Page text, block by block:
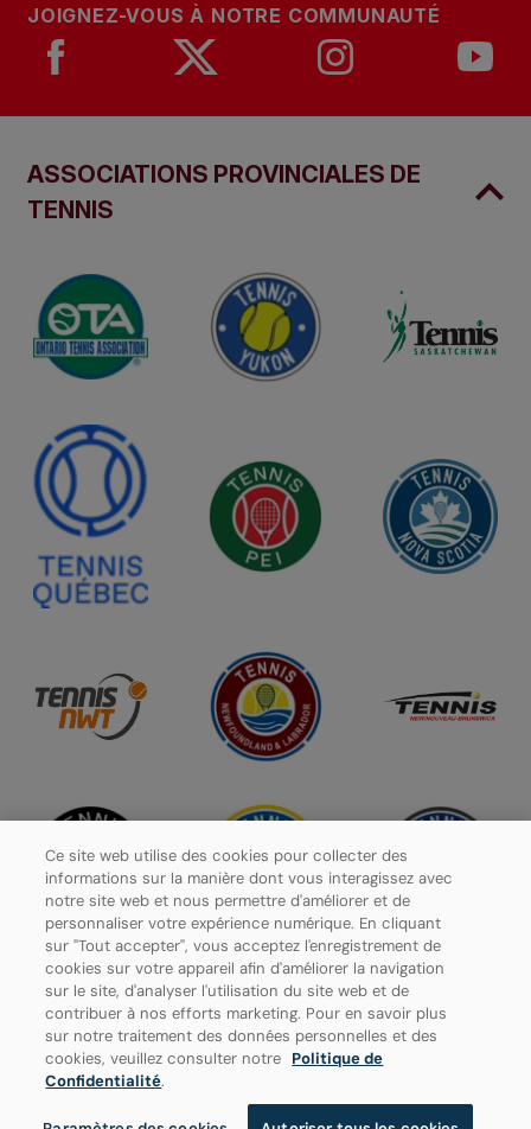
JOIGNEZ-VOUS À NOTRE COMMUNAUTÉ
ASSOCIATIONS PROVINCIALES DE
TENNIS
Politique de confidentialité
Paramètres des cookies
Ce site web utilise des cookies pour collecter des
informations sur la manière dont vous interagissez avec
notre site web et nous permettre d'améliorer et de
personnaliser votre expérience numérique. En cliquant
sur "Tout accepter", vous acceptez l'enregistrement de
cookies sur votre appareil afin d'améliorer la navigation
sur le site, d'analyser l'utilisation du site web et de
contribuer à nos efforts marketing. Pour en savoir plus
sur notre traitement des données personnelles et des
cookies, veuillez consulter notre Politique de
Confidentialité.